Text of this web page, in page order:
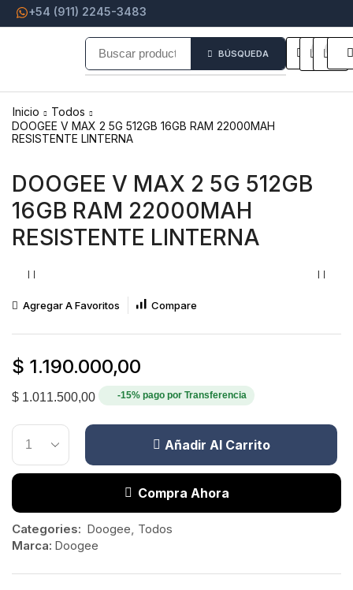
+54 (911) 2245-3483
BÚSQUEDA
Inicio
Todos
DOOGEE V MAX 2 5G 512GB 16GB RAM 22000MAH
RESISTENTE LINTERNA
DOOGEE V MAX 2 5G 512GB
16GB RAM 22000MAH
RESISTENTE LINTERNA
Agregar A Favoritos Compare
$ 1.190.000,00
$ 1.011.500,00 -15% pago por Transferencia
Añadir Al Carrito
Compra Ahora
Categories: Doogee, Todos
Marca: Doogee